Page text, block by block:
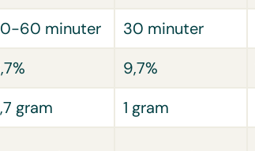
60 minuter 30 minuter
9,7%
gram 1 gram